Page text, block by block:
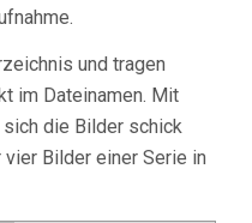
und tragen
im Dateinamen. Mit
die Bilder schick
Bilder einer Serie in